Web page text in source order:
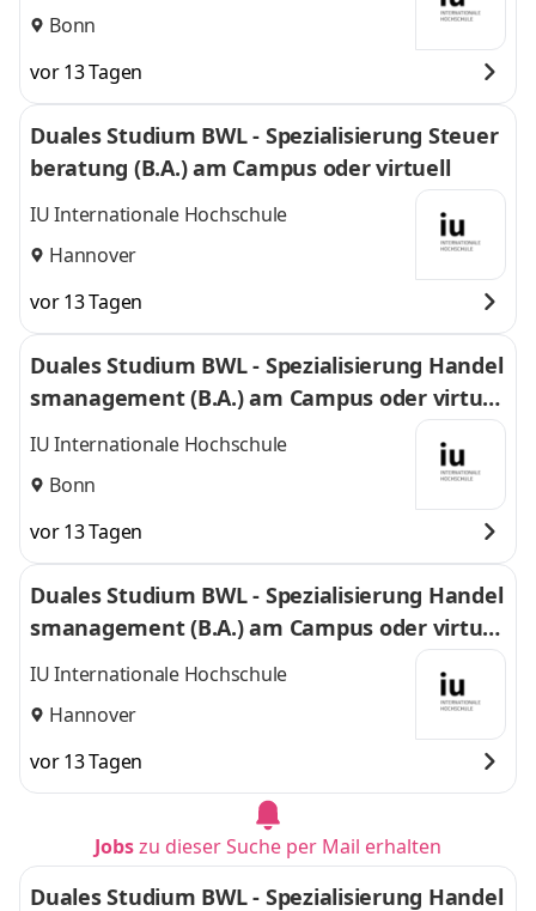
Bonn
vor 13 Tagen
Duales Studium BWL - Spezialisierung Steuer
beratung (B.A.) am Campus oder virtuell
IU Internationale Hochschule
Hannover
vor 13 Tagen
Duales Studium BWL - Spezialisierung Handel
smanagement (B.A.) am Campus oder virtuel
l
IU Internationale Hochschule
Bonn
vor 13 Tagen
Duales Studium BWL - Spezialisierung Handel
smanagement (B.A.) am Campus oder virtuel
l
IU Internationale Hochschule
Hannover
vor 13 Tagen
Jobszu dieser Suche per Mail erhalten
Duales Studium BWL - Spezialisierung Handel